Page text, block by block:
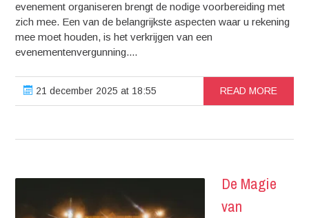
evenement organiseren brengt de nodige voorbereiding met
zich mee. Een van de belangrijkste aspecten waar u rekening
mee moet houden, is het verkrijgen van een
evenementenvergunning....
21 december 2025 at 18:55 READ MORE
De Magie
van